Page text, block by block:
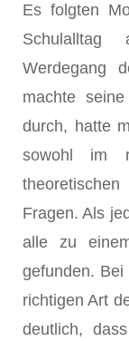
Es folgten
Schulalltag
Werdegang
machte
durch, hatte
sowohl im
Fragen. Als
alle zu
gefunden.
richtigen Art
deutlich,